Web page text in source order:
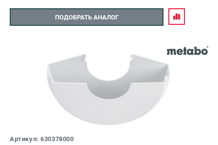
ПОДОБРАТЬ АНАЛОГ
Артикул: 630378000